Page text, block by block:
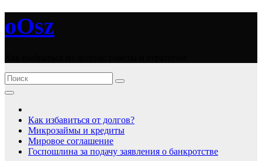
Перейти
к
содержимому
оОsz
Как избавиться от долгов?
Микрозаймы и кредиты
Мировое соглашение
Госпошлина за подачу заявления о банкротстве